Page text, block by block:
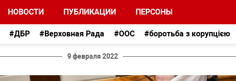
НОВОСТИ ПУБЛИКАЦИИ ПЕРСОНЫ
#ДБР #Верховная Рада #ООС #боротьба з корупцією
9 февраля 2022